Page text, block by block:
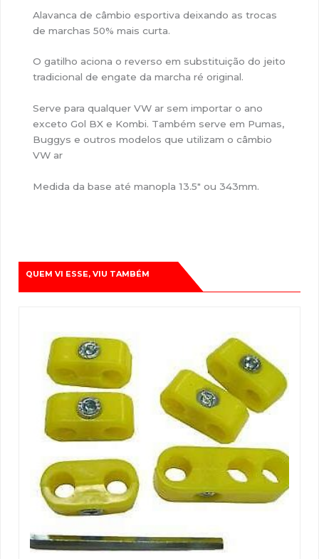
Alavanca de câmbio esportiva deixando as trocas
de marchas 50% mais curta.
O gatilho aciona o reverso em substituição do jeito
tradicional de engate da marcha ré original.
Serve para qualquer VW ar sem importar o ano
exceto Gol BX e Kombi. Também serve em Pumas,
Buggys e outros modelos que utilizam o câmbio
VW ar
Medida da base até manopla 13.5″ ou 343mm.
QUEM VI ESSE, VIU TAMBÉM
original
era:
R$116,48.
preço
atual
é:
R$90,00.